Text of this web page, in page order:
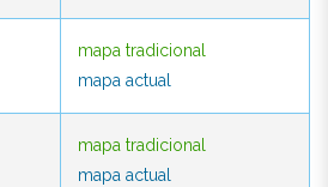
mapa tradicional
mapa actual
mapa tradicional
mapa actual
mapa actual
mapa actual